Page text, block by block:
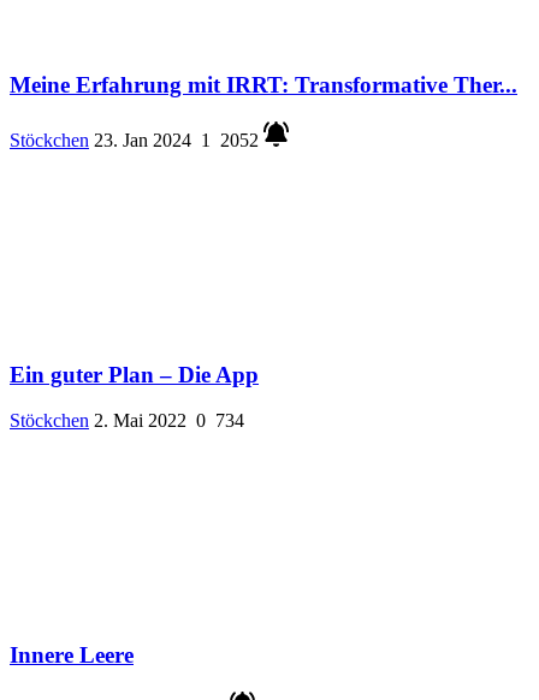
Meine Erfahrung mit IRRT: Transformative Ther...
Stöckchen 23. Jan 2024 1 2052
Ein guter Plan – Die App
Stöckchen 2. Mai 2022 0 734
Innere Leere